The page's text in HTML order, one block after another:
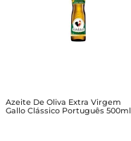
Azeite De Oliva Extra Virgem
Gallo Clássico Português 500ml